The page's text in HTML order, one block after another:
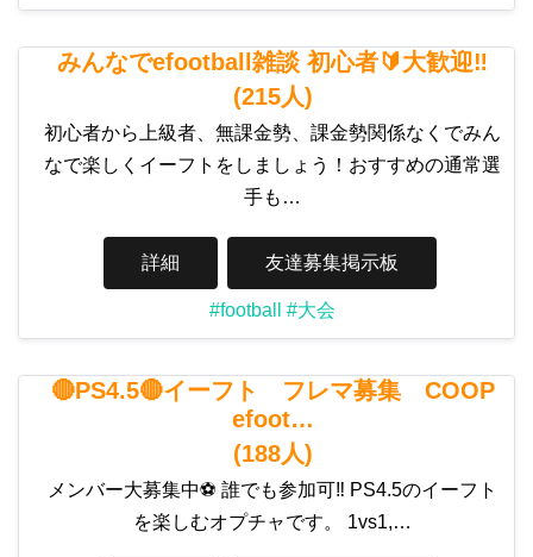
みんなでefootball雑談 初心者🔰大歓迎‼️
(215人)
初心者から上級者、無課金勢、課金勢関係なくでみん
なで楽しくイーフトをしましょう！おすすめの通常選
手も…
詳細 友達募集掲示板
#football #大会
🔴PS4.5🔴イーフト フレマ募集 COOP
efoot…
(188人)
メンバー大募集中⚽️ 誰でも参加可‼︎ PS4.5のイーフト
を楽しむオプチャです。 1vs1,…